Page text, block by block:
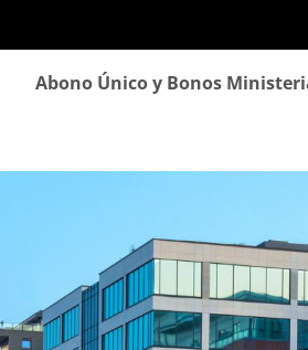
contenido
Abono Único y Bonos